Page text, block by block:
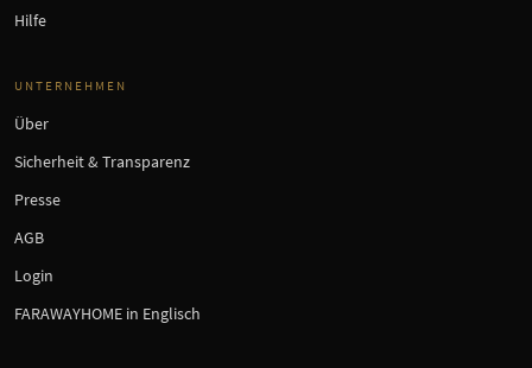
Hilfe
UNTERNEHMEN
Über
Sicherheit & Transparenz
Presse
AGB
Login
FARAWAYHOME in Englisch